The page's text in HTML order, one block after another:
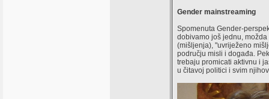
Gender mainstreaming
Spomenuta Gender-
dobivamo još jednu,
(mišljenja), "uvriježeno
području misli i događa.
trebaju promicati aktivnu i
u čitavoj politici i svim